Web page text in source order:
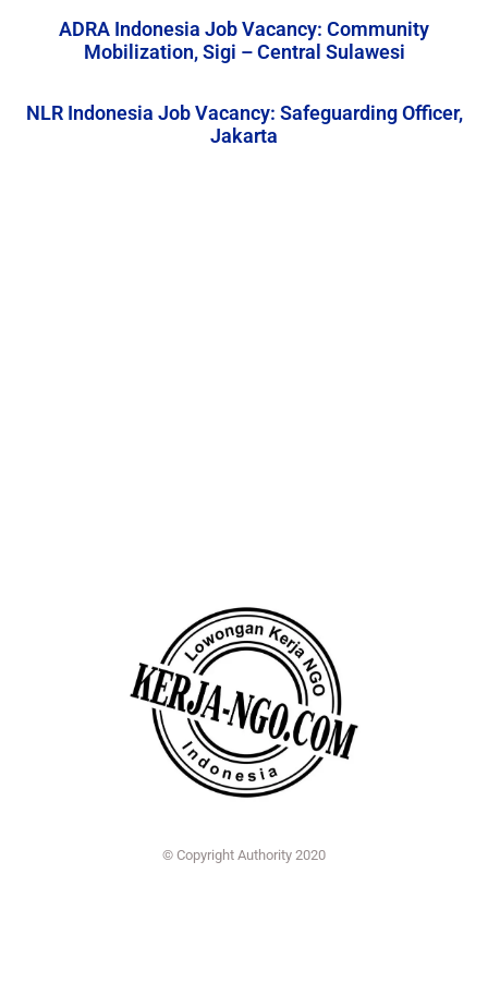
ADRA Indonesia Job Vacancy: Community
Mobilization, Sigi – Central Sulawesi
NLR Indonesia Job Vacancy: Safeguarding Officer,
Jakarta
© Copyright Authority 2020